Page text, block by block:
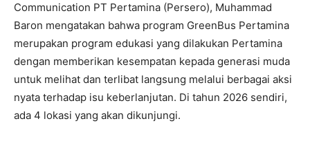
Communication PT Pertamina (Persero), Muhammad
Baron mengatakan bahwa program GreenBus Pertamina
merupakan program edukasi yang dilakukan Pertamina
dengan memberikan kesempatan kepada generasi muda
untuk melihat dan terlibat langsung melalui berbagai aksi
nyata terhadap isu keberlanjutan. Di tahun 2026 sendiri,
ada 4 lokasi yang akan dikunjungi.